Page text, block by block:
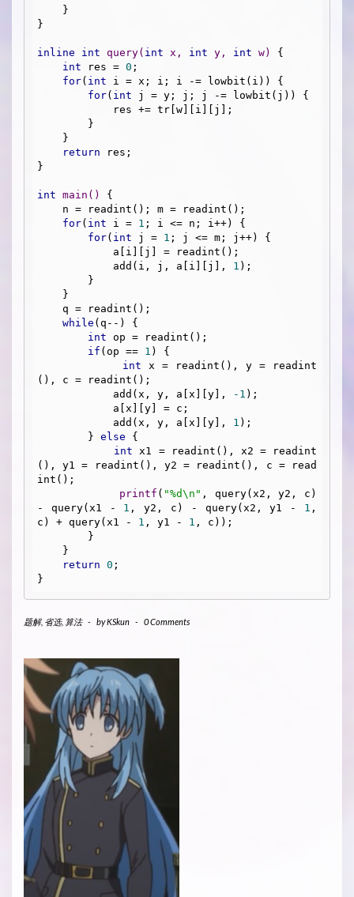
}
inline int query( int x, int y, int w)
{
int res = 0 ;
for( int i = x; i; i -= lowbit(i)) {
for( int j = y; j; j -= lowbit(j)) {
return res;
}
int main ()
{
for( int i = 1 ; i <= n; i++) {
for( int j = 1 ; j <= m; j++) {
            add(i, j, a[i][j],
1 );
while (q--) {
int op = readint();
if (op == 1 ) {
int x = readint(), y = readint
(), c = readint();
            add(x, y, a[x][y],
-1 );
            add(x, y, a[x][y],
1 );
        }
else {
int x1 = readint(), x2 = readint
(), y1 = readint(), y2 = readint(), c = read
int();
printf ( "%d\n" , query(x2, y2, c)
- query(x1 - 1 , y2, c) - query(x2, y1 - 1 ,
c) + query(x1 - 1 , y1 - 1 , c));
return 0 ;
题解, 省选, 算法 - byKSkun - 0 Comments